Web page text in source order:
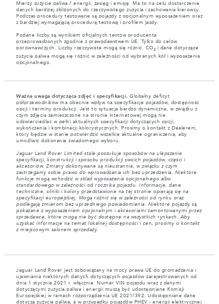
Mierzy zużycie paliwa / energii, zasięg i emisję. Ma to na celu dostarczenie
danych bardziej zbliżonych do rzeczywistego zużycia i zachowania kierowcy.
Podczas procedury testowane są pojazdy z opcjonalnym wyposażeniem oraz
z bardziej wymagającą procedurą testową i profilem jazdy.
Podane liczby są wynikiem oficjalnych testów producenta
przeprowadzonych zgodnie z prawodawstwem UE. Tylko do celów
porównawczych. Liczby rzeczywiste mogą się różnić. CO2 i dane dotyczące
zużycia paliwa mogą się różnić w zależności od wybranych kół i wyposażenia
opcjonalnego.
Ważna uwaga dotycząca zdjęć i specyfikacji. Globalny deficyt
półprzewodników ma obecnie wpływ na specyfikacje pojazdów, dostępność
opcji i terminy produkcji. Jest to sytuacja bardzo dynamiczna, w związku z
czym zdjęcia zamieszczone na stronie internetowej mogą nie
odzwierciedlać w pełni aktualnych specyfikacji dotyczących opcji,
wykończenia i kombinacji kolorystycznych. Prosimy o kontakt z Dealerem,
który będzie w stanie potwierdzić wszelkie aktualne ograniczenia, aby
umożliwić dokonanie świadomego wyboru.
Jaguar Land Rover Limited stale poszukuje sposobów na ulepszanie
specyfikacji, konstrukcji i sposobu produkcji swoich pojazdów, części i
akcesoriów. Zmiany dokonywane są nieustannie, w związku z czym
zastrzegamy sobie prawo do wprowadzania ich bez uprzedzenia. Niektóre
funkcje mogą wchodzić w skład wyposażenia opcjonalnego albo
standardowego w zależności od rocznika pojazdu. Informacje, dane
techniczne, silniki i kolory przedstawione na tej stronie opierają się na
specyfikacji europejskiej. Mogą różnić się w zależności od rynku oraz
podlegają zmianom bez uprzedniego powiadomienia. Niektóre pojazdy są
pokazane z wyposażeniem opcjonalnym i akcesoriami zamontowanymi przez
sprzedawcę, które mogą nie być dostępne na wszystkich rynkach. Aby
uzyskać informacje na temat lokalnej dostępności i cen, prosimy o kontakt
z miejscowym salonem sprzedaży.
Jaguar Land Rover jest zobowiązany na mocy prawa UE do gromadzenia i
ujawniania niektórych danych dotyczących pojazdów zarejestrowanych od
dnia 1 stycznia 2021 r. włącznie. Numer VIN pojazdu wraz z danymi
dotyczącymi zużycia paliwa i energii muszą być udostępniane Komisji
Europejskiej w ramach rozporządzenia UE 2021/392. Udostępniane dane
dotyczą zużycia paliwa, a w przypadku pojazdów PHEV - energii elektrycznej